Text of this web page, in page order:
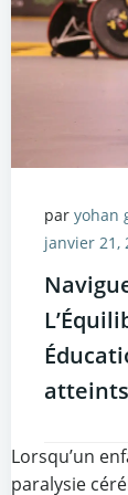
par yohan
janvier 21,
Lorsqu’un
paralysie